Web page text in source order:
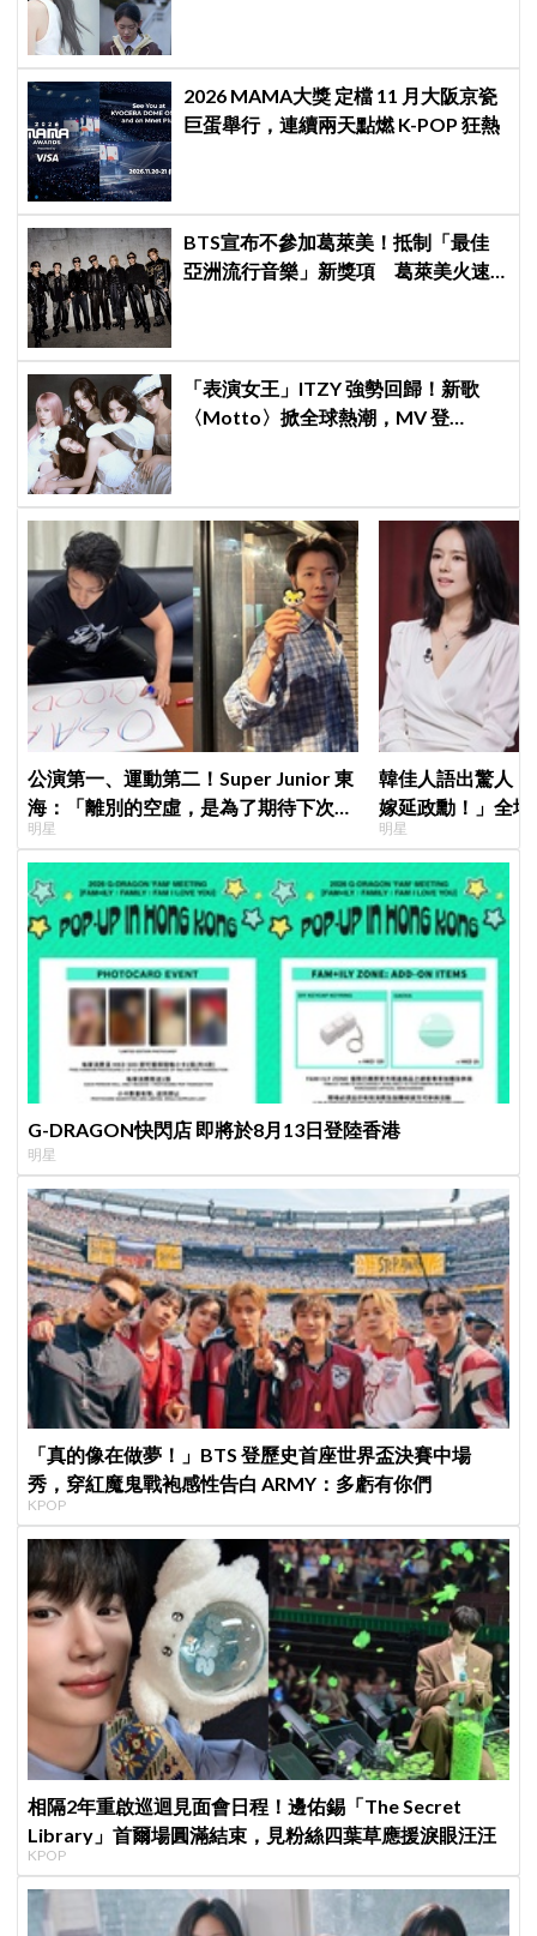
2026 MAMA大獎 定檔 11 月大阪京瓷
巨蛋舉行，連續兩天點燃 K-POP 狂熱
BTS宣布不參加葛萊美！抵制「最佳
亞洲流行音樂」新獎項 葛萊美火速
「表演女王」ITZY 強勢回歸！新歌
〈Motto〉掀全球熱潮，MV 登
公演第一、運動第二！Super Junior 東
海：「離別的空虛，是為了期待下次再
見」
明星
韓佳人語出驚人
嫁延政勳！」全
實原因笑翻
明星
G-DRAGON快閃店 即將於8月13日登陸香港
明星
「真的像在做夢！」BTS 登歷史首座世界盃決賽中場
秀，穿紅魔鬼戰袍感性告白 ARMY：多虧有你們
KPOP
相隔2年重啟巡迴見面會日程！邊佑錫「The Secret
Library」首爾場圓滿結束，見粉絲四葉草應援淚眼汪汪
KPOP